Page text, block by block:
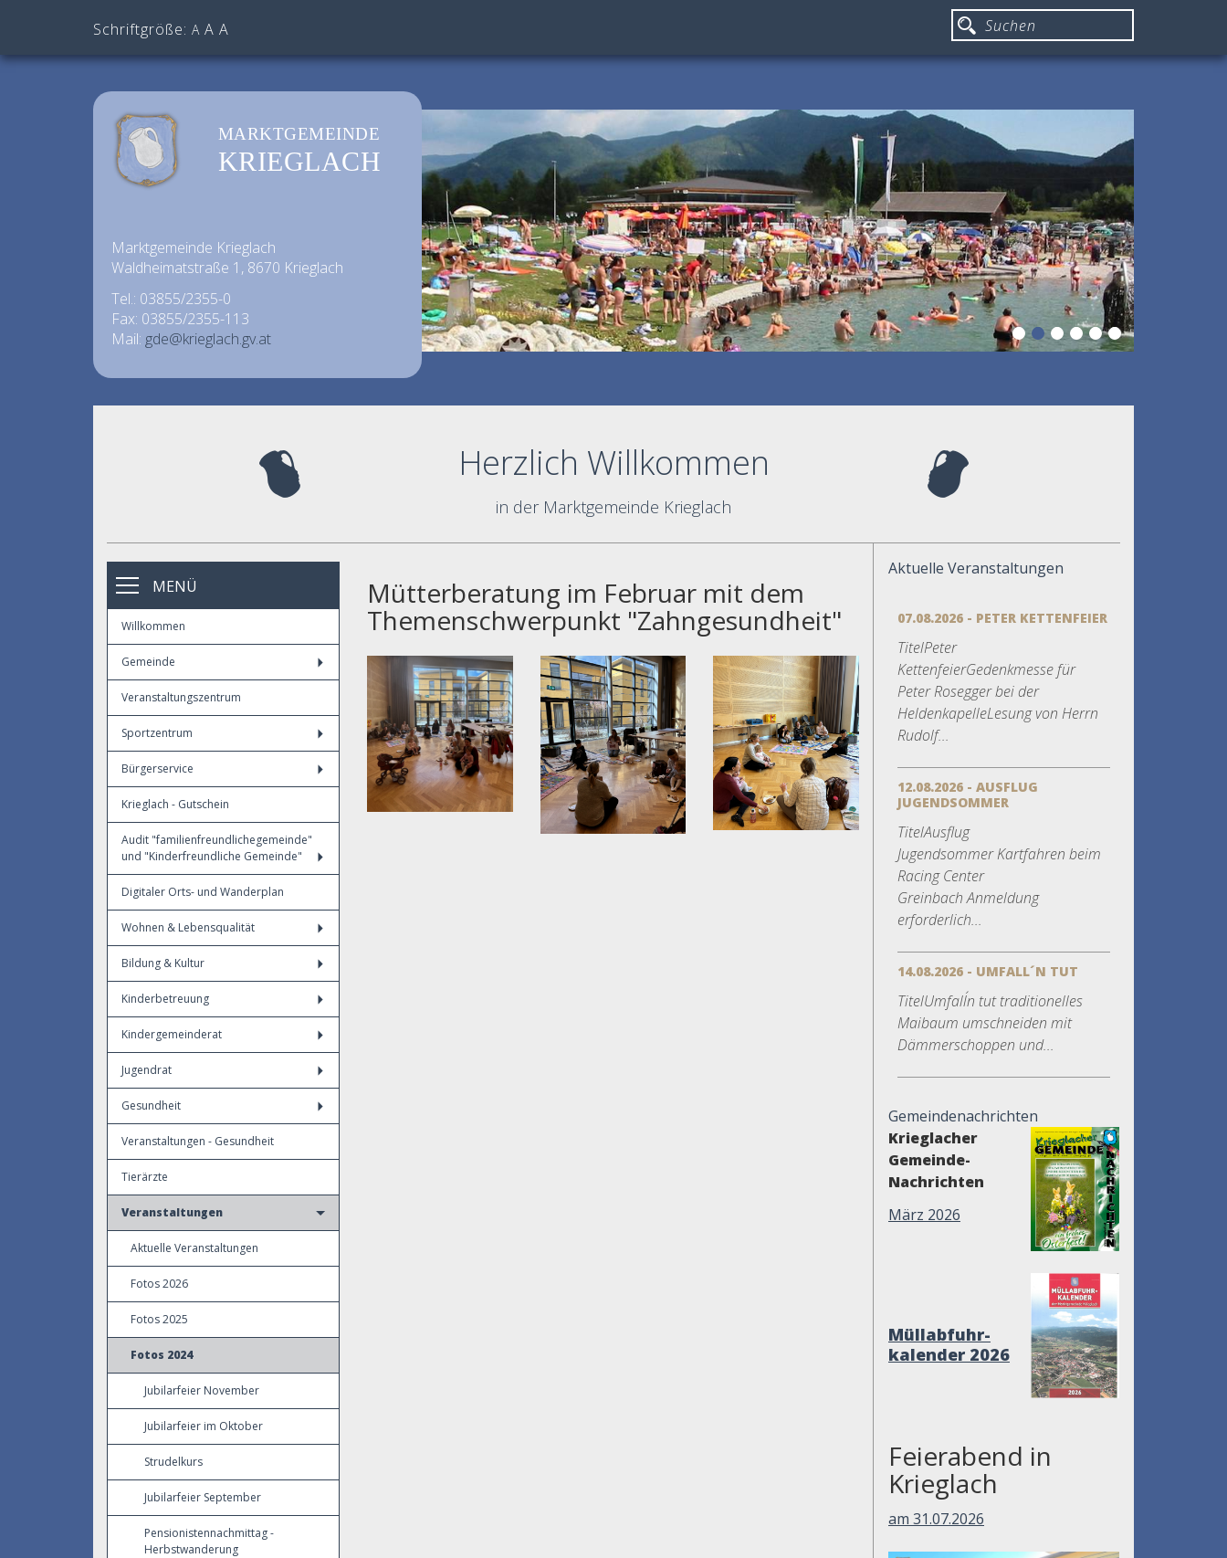
Schriftgröße: A A A
MARKTGEMEINDE
KRIEGLACH
Marktgemeinde Krieglach
Waldheimatstraße 1, 8670 Krieglach
Tel.: 03855/2355-0
Fax: 03855/2355-113
Mail: gde@krieglach.gv.at
Herzlich Willkommen
in der Marktgemeinde Krieglach
MENÜ
Willkommen
Gemeinde
Veranstaltungszentrum
Sportzentrum
Bürgerservice
Krieglach - Gutschein
Audit "familienfreundlichegemeinde"
und "Kinderfreundliche Gemeinde"
Digitaler Orts- und Wanderplan
Wohnen & Lebensqualität
Bildung & Kultur
Kinderbetreuung
Kindergemeinderat
Jugendrat
Gesundheit
Veranstaltungen - Gesundheit
Tierärzte
Veranstaltungen
Aktuelle Veranstaltungen
Fotos 2026
Fotos 2025
Fotos 2024
Jubilarfeier November
Jubilarfeier im Oktober
Strudelkurs
Jubilarfeier September
Pensionistennachmittag -
Herbstwanderung
Mütterberatung im Februar mit dem
Themenschwerpunkt "Zahngesundheit"
Aktuelle Veranstaltungen
07.08.2026 - PETER KETTENFEIER
TitelPeter
KettenfeierGedenkmesse für
Peter Rosegger bei der
HeldenkapelleLesung von Herrn
Rudolf...
12.08.2026 - AUSFLUG
JUGENDSOMMER
TitelAusflug
Jugendsommer Kartfahren beim
Racing Center
Greinbach Anmeldung
erforderlich...
14.08.2026 - UMFALL´N TUT
TitelUmfall´n tut traditionelles
Maibaum umschneiden mit
Dämmerschoppen und...
Gemeindenachrichten
Krieglacher
Gemeinde-
Nachrichten
März 2026
Müllabfuhr-
kalender 2026
Feierabend in
Krieglach
am 31.07.2026